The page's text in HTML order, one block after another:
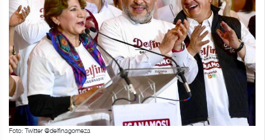
Foto: Twitter @delfinagomeza